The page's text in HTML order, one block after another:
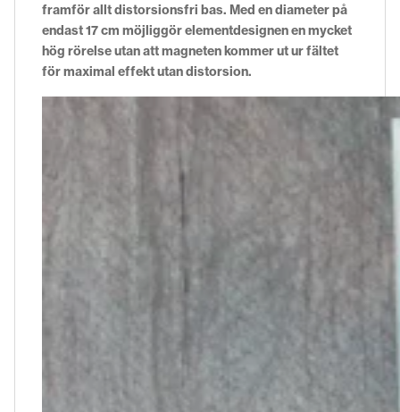
framför allt distorsionsfri bas. Med en diameter på
endast 17 cm möjliggör elementdesignen en mycket
hög rörelse utan att magneten kommer ut ur fältet
för maximal effekt utan distorsion.